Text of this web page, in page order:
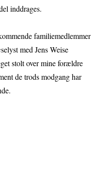
inddrages.
familiemedlemmer
med Jens Weise
stolt over mine forældre
de trods modgang har